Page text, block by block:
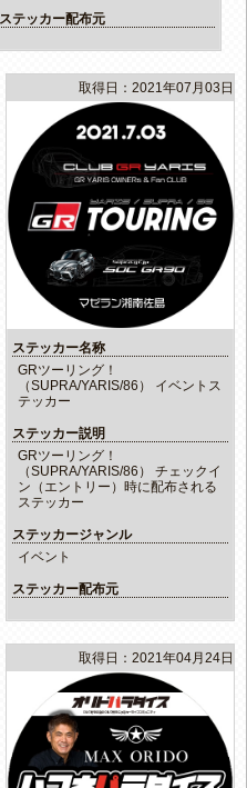
ステッカー配布元
取得日：2021年07月03日
ステッカー名称
GRツーリング！
（SUPRA/YARIS/86） イベントス
テッカー
ステッカー説明
GRツーリング！
（SUPRA/YARIS/86） チェックイ
ン（エントリー）時に配布される
ステッカー
ステッカージャンル
イベント
ステッカー配布元
取得日：2021年04月24日